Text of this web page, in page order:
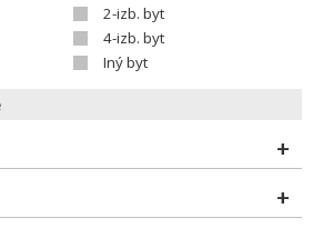
2-izb. byt
4-izb. byt
Iný byt